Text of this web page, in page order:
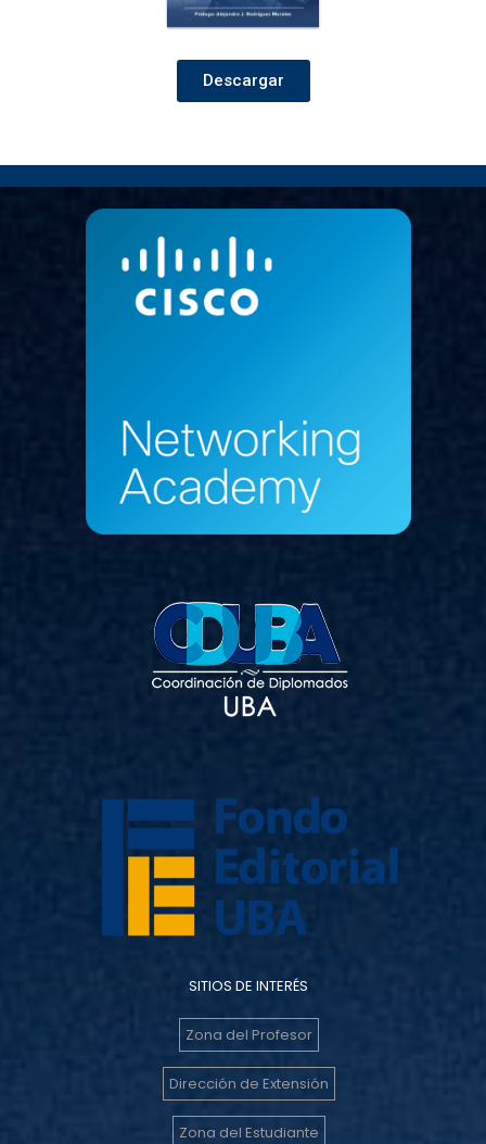
Descargar
SITIOS DE INTERÉS
Zona del Profesor
Dirección de Extensión
Zona del Estudiante